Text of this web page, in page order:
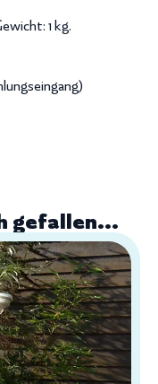
1 kg.
gefallen...